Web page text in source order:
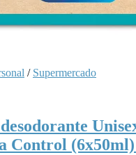
/ Supermercado
Control (6x50ml)